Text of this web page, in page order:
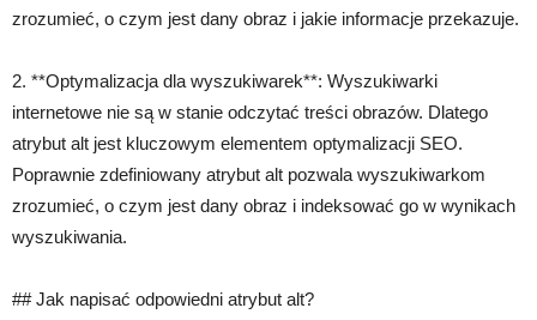
zrozumieć, o czym jest dany obraz i jakie informacje przekazuje.
2. **Optymalizacja dla wyszukiwarek**: Wyszukiwarki
internetowe nie są w stanie odczytać treści obrazów. Dlatego
atrybut alt jest kluczowym elementem optymalizacji SEO.
Poprawnie zdefiniowany atrybut alt pozwala wyszukiwarkom
zrozumieć, o czym jest dany obraz i indeksować go w wynikach
wyszukiwania.
## Jak napisać odpowiedni atrybut alt?